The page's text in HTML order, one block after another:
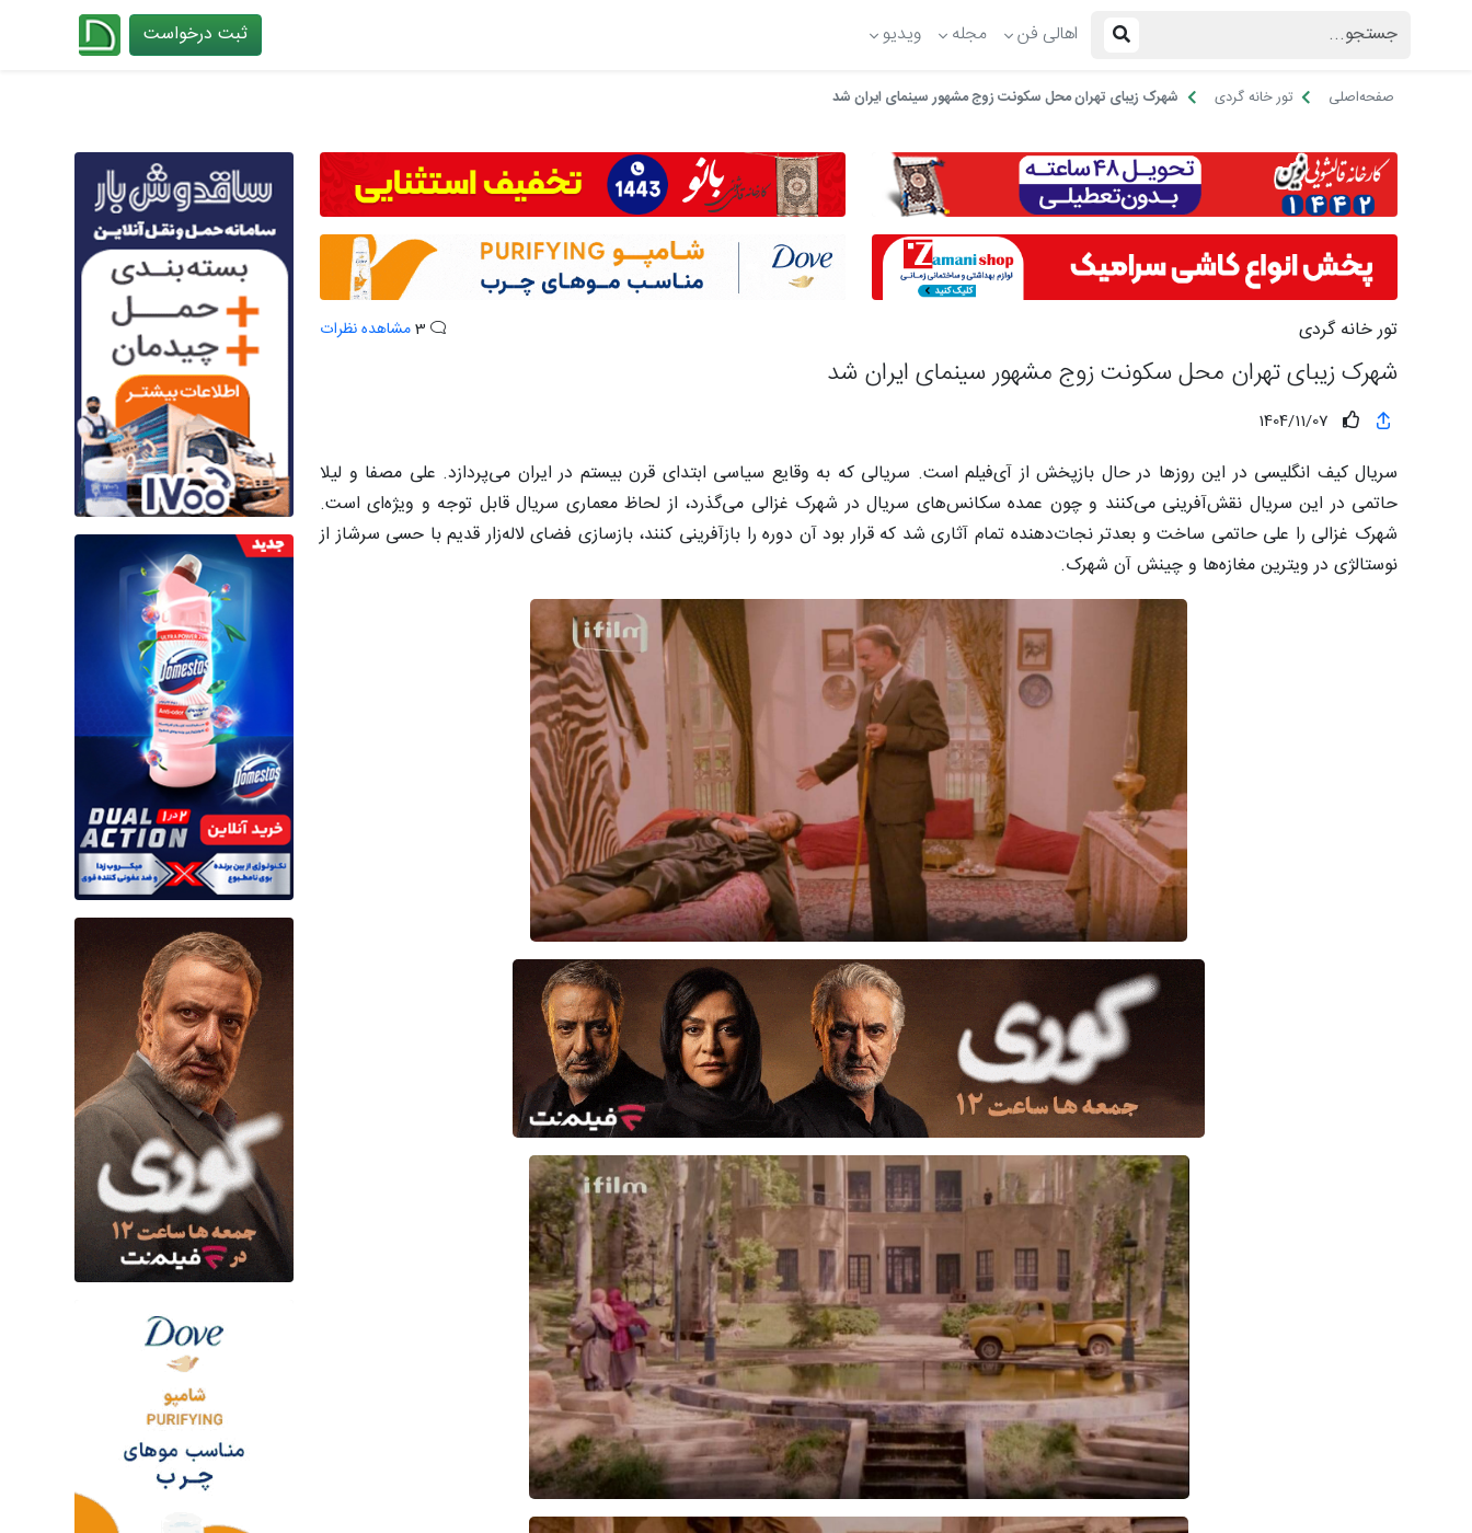
اهالی فن مجله ویدیو ثبت درخواست
صفحه‌اصلی تور خانه گردی شهرک زیبای تهران محل سکونت زوج مشهور سینمای ایران شد
تور خانه گردی مشاهده نظرات
شهرک زیبای تهران محل سکونت زوج مشهور سینمای ایران شد
1404/11/07
سریال کیف انگلیسی در این روزها در حال بازپخش از آی‌فیلم است. سریالی که به وقایع سیاسی ابتدای قرن بیستم در ایران می‌پردازد. علی مصفا و لیلا
حاتمی در این سریال نقش‌آفرینی می‌کنند و چون عمده سکانس‌های سریال در شهرک غزالی می‌گذرد، از لحاظ معماری سریال قابل توجه و ویژه‌ای است.
شهرک غزالی را علی حاتمی ساخت و بعدتر نجات‌دهنده تمام آثاری شد که قرار بود آن دوره را بازآفرینی کنند، بازسازی فضای لاله‌زار قدیم با حسی سرشاز از
نوستالژی در ویترین مغازه‌ها و چینش آن شهرک.